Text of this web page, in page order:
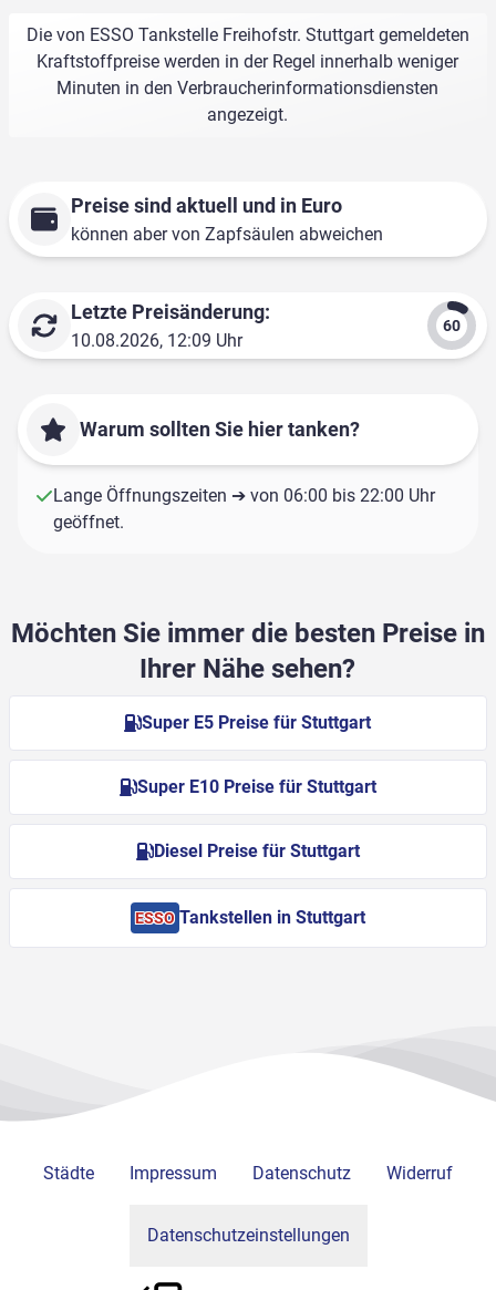
Die von ESSO Tankstelle Freihofstr. Stuttgart gemeldeten
Kraftstoffpreise werden in der Regel innerhalb weniger
Minuten in den Verbraucherinformationsdiensten
angezeigt.
Preise sind aktuell und in Euro
können aber von Zapfsäulen abweichen
Letzte Preisänderung:
10.08.2026, 12:09 Uhr
Warum sollten Sie hier tanken?
Lange Öffnungszeiten ➔ von 06:00 bis 22:00 Uhr
geöffnet.
Möchten Sie immer die besten Preise in
Ihrer Nähe sehen?
Super E5 Preise für Stuttgart
Super E10 Preise für Stuttgart
Diesel Preise für Stuttgart
ESSO Tankstellen in Stuttgart
Städte Impressum Datenschutz Widerruf
Datenschutzeinstellungen